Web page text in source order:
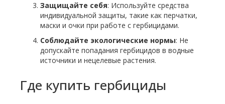
Защищайте себя: Используйте средства
индивидуальной защиты, такие как перчатки,
маски и очки при работе с гербицидами.
Соблюдайте экологические нормы: Не
допускайте попадания гербицидов в водные
источники и нецелевые растения.
Где купить гербициды